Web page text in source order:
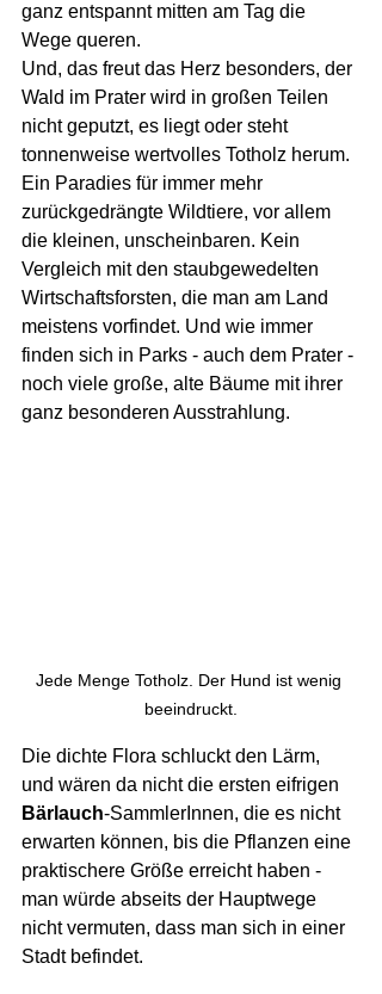
ganz entspannt mitten am Tag die
Wege queren.
Und, das freut das Herz besonders, der
Wald im Prater wird in großen Teilen
nicht geputzt, es liegt oder steht
tonnenweise wertvolles Totholz herum.
Ein Paradies für immer mehr
zurückgedrängte Wildtiere, vor allem
die kleinen, unscheinbaren. Kein
Vergleich mit den staubgewedelten
Wirtschaftsforsten, die man am Land
meistens vorfindet. Und wie immer
finden sich in Parks - auch dem Prater -
noch viele große, alte Bäume mit ihrer
ganz besonderen Ausstrahlung.
Jede Menge Totholz. Der Hund ist wenig
beeindruckt.
Die dichte Flora schluckt den Lärm,
und wären da nicht die ersten eifrigen
Bärlauch-SammlerInnen, die es nicht
erwarten können, bis die Pflanzen eine
praktischere Größe erreicht haben -
man würde abseits der Hauptwege
nicht vermuten, dass man sich in einer
Stadt befindet.